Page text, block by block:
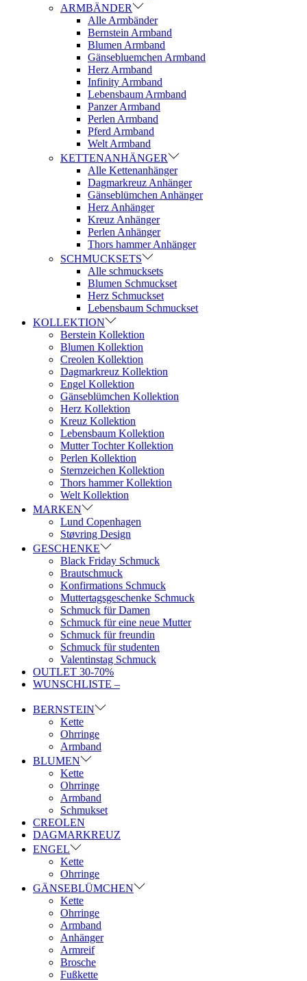
ARMBÄNDER
Alle Armbänder
Bernstein Armband
Blumen Armband
Gänsebluemchen Armband
Herz Armband
Infinity Armband
Lebensbaum Armband
Panzer Armband
Perlen Armband
Pferd Armband
Welt Armband
KETTENANHÄNGER
Alle Kettenanhänger
Dagmarkreuz Anhänger
Gänseblümchen Anhänger
Herz Anhänger
Kreuz Anhänger
Perlen Anhänger
Thors hammer Anhänger
SCHMUCKSETS
Alle schmucksets
Blumen Schmuckset
Herz Schmuckset
Lebensbaum Schmuckset
KOLLEKTION
Berstein Kollektion
Blumen Kollektion
Creolen Kollektion
Dagmarkreuz Kollektion
Engel Kollektion
Gänseblümchen Kollektion
Herz Kollektion
Kreuz Kollektion
Lebensbaum Kollektion
Mutter Tochter Kollektion
Perlen Kollektion
Sternzeichen Kollektion
Thors hammer Kollektion
Welt Kollektion
MARKEN
Lund Copenhagen
Støvring Design
GESCHENKE
Black Friday Schmuck
Brautschmuck
Konfirmations Schmuck
Muttertagsgeschenke Schmuck
Schmuck für Damen
Schmuck für eine neue Mutter
Schmuck für freundin
Schmuck für studenten
Valentinstag Schmuck
OUTLET 30-70%
WUNSCHLISTE –
BERNSTEIN
Kette
Ohrringe
Armband
BLUMEN
Kette
Ohrringe
Armband
Schmukset
CREOLEN
DAGMARKREUZ
ENGEL
Kette
Ohrringe
GÄNSEBLÜMCHEN
Kette
Ohrringe
Armband
Anhänger
Armreif
Brosche
Fußkette